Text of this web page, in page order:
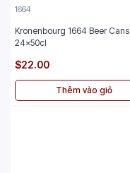
1664
Kronenbourg 1664 Beer Cans
24x50cl
$22.00
Thêm vào giỏ